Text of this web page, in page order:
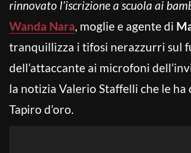
rinnovato l’iscrizione a scuola ai
Wanda Nara, moglie e agente di
tranquillizza i tifosi nerazzurri sul
dell’attaccante ai microfoni
la notizia Valerio Staffelli che le ha
Tapiro d’oro.